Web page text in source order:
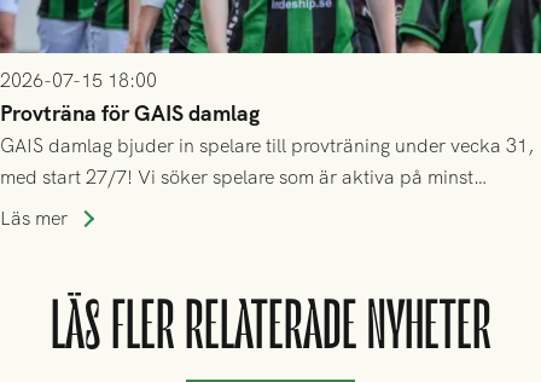
2026-07-15 18:00
Provträna för GAIS damlag
GAIS damlag bjuder in spelare till provträning under vecka 31,
med start 27/7! Vi söker spelare som är aktiva på minst
division 3-nivå.
Läs mer
LÄS FLER RELATERADE NYHETER